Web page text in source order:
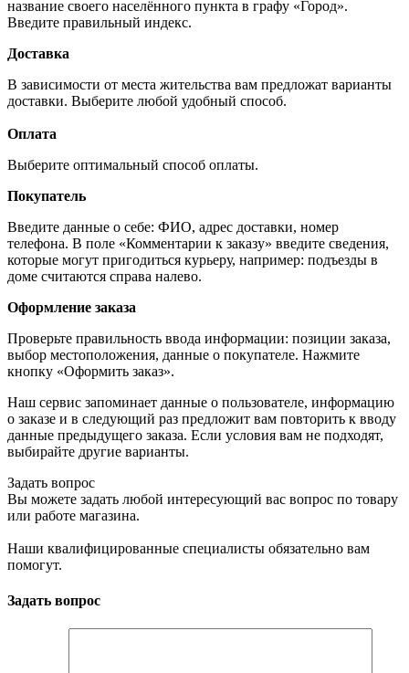
название своего населённого пункта в графу «Город».
Введите правильный индекс.
Доставка
В зависимости от места жительства вам предложат варианты
доставки. Выберите любой удобный способ.
Оплата
Выберите оптимальный способ оплаты.
Покупатель
Введите данные о себе: ФИО, адрес доставки, номер
телефона. В поле «Комментарии к заказу» введите сведения,
которые могут пригодиться курьеру, например: подъезды в
доме считаются справа налево.
Оформление заказа
Проверьте правильность ввода информации: позиции заказа,
выбор местоположения, данные о покупателе. Нажмите
кнопку «Оформить заказ».
Наш сервис запоминает данные о пользователе, информацию
о заказе и в следующий раз предложит вам повторить к вводу
данные предыдущего заказа. Если условия вам не подходят,
выбирайте другие варианты.
Задать вопрос
Вы можете задать любой интересующий вас вопрос по товару
или работе магазина.
Наши квалифицированные специалисты обязательно вам
помогут.
Задать вопрос